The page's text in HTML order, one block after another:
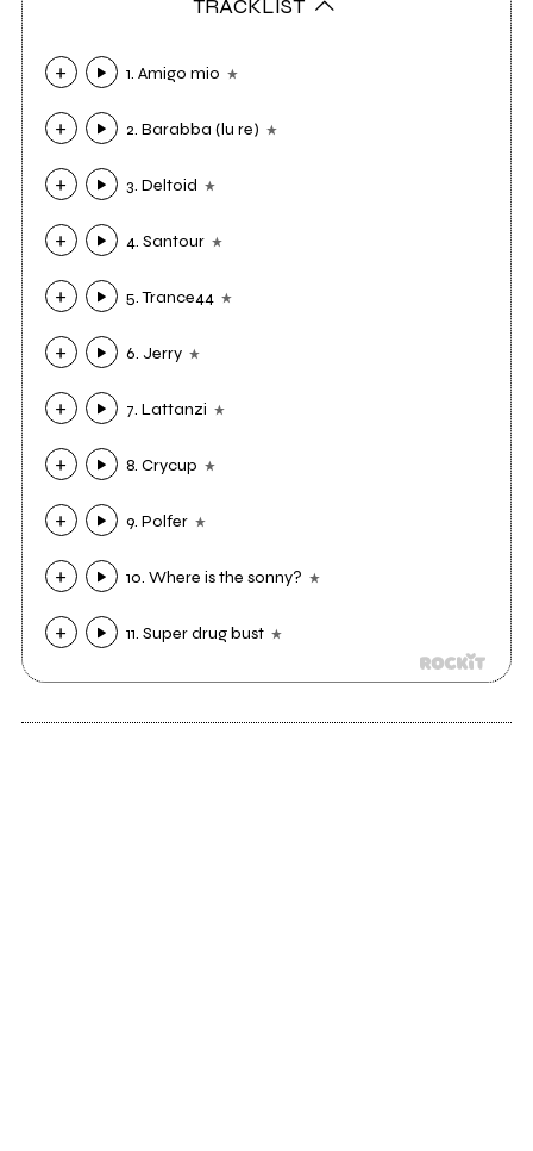
TRACKLIST
1. Amigo mio
2. Barabba (lu re)
3. Deltoid
4. Santour
5. Trance44
6. Jerry
7. Lattanzi
8. Crycup
9. Polfer
10. Where is the sonny?
11. Super drug bust